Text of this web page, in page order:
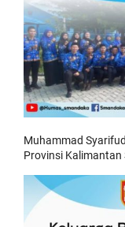
Muhammad
Provinsi Kalimantan